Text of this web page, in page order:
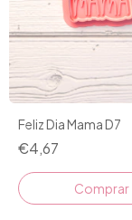
Feliz Dia Mama D7
€4,67
Comprar